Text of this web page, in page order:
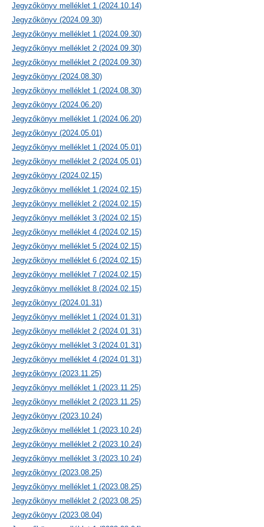
Jegyzőkönyv melléklet 1 (2024.10.14)
Jegyzőkönyv (2024.09.30)
Jegyzőkönyv melléklet 1 (2024.09.30)
Jegyzőkönyv melléklet 2 (2024.09.30)
Jegyzőkönyv melléklet 2 (2024.09.30)
Jegyzőkönyv (2024.08.30)
Jegyzőkönyv melléklet 1 (2024.08.30)
Jegyzőkönyv (2024.06.20)
Jegyzőkönyv melléklet 1 (2024.06.20)
Jegyzőkönyv (2024.05.01)
Jegyzőkönyv melléklet 1 (2024.05.01)
Jegyzőkönyv melléklet 2 (2024.05.01)
Jegyzőkönyv (2024.02.15)
Jegyzőkönyv melléklet 1 (2024.02.15)
Jegyzőkönyv melléklet 2 (2024.02.15)
Jegyzőkönyv melléklet 3 (2024.02.15)
Jegyzőkönyv melléklet 4 (2024.02.15)
Jegyzőkönyv melléklet 5 (2024.02.15)
Jegyzőkönyv melléklet 6 (2024.02.15)
Jegyzőkönyv melléklet 7 (2024.02.15)
Jegyzőkönyv melléklet 8 (2024.02.15)
Jegyzőkönyv (2024.01.31)
Jegyzőkönyv melléklet 1 (2024.01.31)
Jegyzőkönyv melléklet 2 (2024.01.31)
Jegyzőkönyv melléklet 3 (2024.01.31)
Jegyzőkönyv melléklet 4 (2024.01.31)
Jegyzőkönyv (2023.11.25)
Jegyzőkönyv melléklet 1 (2023.11.25)
Jegyzőkönyv melléklet 2 (2023.11.25)
Jegyzőkönyv (2023.10.24)
Jegyzőkönyv melléklet 1 (2023.10.24)
Jegyzőkönyv melléklet 2 (2023.10.24)
Jegyzőkönyv melléklet 3 (2023.10.24)
Jegyzőkönyv (2023.08.25)
Jegyzőkönyv melléklet 1 (2023.08.25)
Jegyzőkönyv melléklet 2 (2023.08.25)
Jegyzőkönyv (2023.08.04)